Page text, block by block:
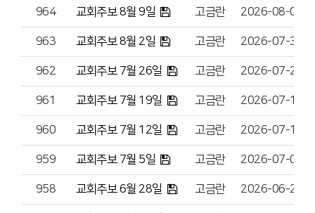
964 교회주보 8월 9일 고금란 2026-08-07
963 교회주보 8월 2일 고금란 2026-07-31
962 교회주보 7월 26일 고금란 2026-07-24
961 교회주보 7월 19일 고금란 2026-07-16
960 교회주보 7월 12일 고금란 2026-07-10
959 교회주보 7월 5일 고금란 2026-07-03
958 교회주보 6월 28일 고금란 2026-06-26